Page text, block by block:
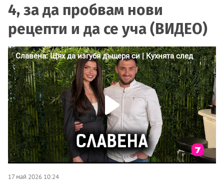
4, за да пробвам нови
рецепти и да се уча (ВИДЕО)
17 май 2026 10:24